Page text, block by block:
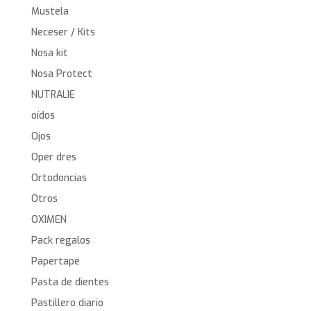
Mustela
Neceser / Kits
Nosa kit
Nosa Protect
NUTRALIE
oídos
Ojos
Oper dres
Ortodoncias
Otros
OXIMEN
Pack regalos
Papertape
Pasta de dientes
Pastillero diario